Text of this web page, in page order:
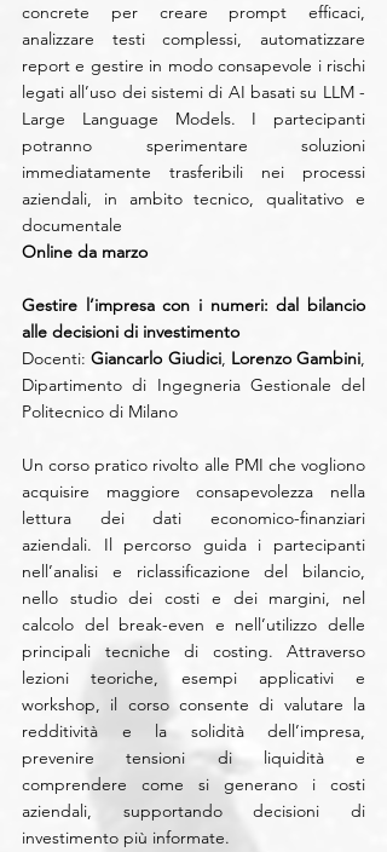
concrete per creare prompt efficaci,
analizzare testi complessi, automatizzare
report e gestire in modo consapevole i rischi
legati all’uso dei sistemi di AI basati su LLM -
Large Language Models. I partecipanti
potranno sperimentare soluzioni
immediatamente trasferibili nei processi
aziendali, in ambito tecnico, qualitativo e
documentale
Online da marzo
Gestire l’impresa con i numeri: dal bilancio
alle decisioni di investimento
Docenti: Giancarlo Giudici, Lorenzo Gambini,
Dipartimento di Ingegneria Gestionale del
Politecnico di Milano
Un corso pratico rivolto alle PMI che vogliono
acquisire maggiore consapevolezza nella
lettura dei dati economico-finanziari
aziendali. Il percorso guida i partecipanti
nell’analisi e riclassificazione del bilancio,
nello studio dei costi e dei margini, nel
calcolo del break-even e nell’utilizzo delle
principali tecniche di costing. Attraverso
lezioni teoriche, esempi applicativi e
workshop, il corso consente di valutare la
redditività e la solidità dell’impresa,
prevenire tensioni di liquidità e
comprendere come si generano i costi
aziendali, supportando decisioni di
investimento più informate.